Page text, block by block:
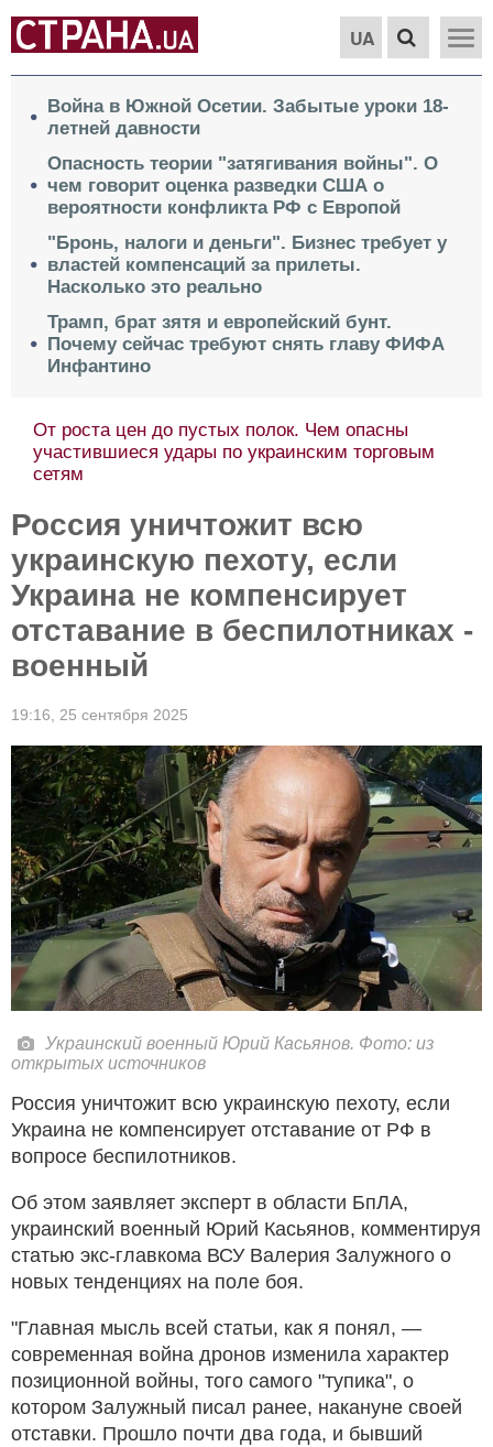
UA
Война в Южной Осетии. Забытые уроки 18-
летней давности
Опасность теории "затягивания войны". О
чем говорит оценка разведки США о
вероятности конфликта РФ с Европой
"Бронь, налоги и деньги". Бизнес требует у
властей компенсаций за прилеты.
Насколько это реально
Трамп, брат зятя и европейский бунт.
Почему сейчас требуют снять главу ФИФА
Инфантино
От роста цен до пустых полок. Чем опасны
участившиеся удары по украинским торговым
сетям
Россия уничтожит всю
украинскую пехоту, если
Украина не компенсирует
отставание в беспилотниках -
военный
19:16, 25 сентября 2025
Украинский военный Юрий Касьянов. Фото: из
открытых источников
Россия уничтожит всю украинскую пехоту, если
Украина не компенсирует отставание от РФ в
вопросе беспилотников.
Об этом заявляет эксперт в области БпЛА,
украинский военный Юрий Касьянов, комментируя
статью экс-главкома ВСУ Валерия Залужного о
новых тенденциях на поле боя.
"Главная мысль всей статьи, как я понял, —
современная война дронов изменила характер
позиционной войны, того самого "тупика", о
котором Залужный писал ранее, накануне своей
отставки. Прошло почти два года, и бывший